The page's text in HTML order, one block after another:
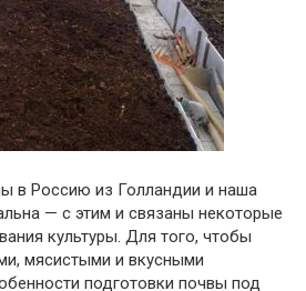
в Россию из Голландии и наша
— с этим и связаны некоторые
культуры. Для того, чтобы
мясистыми и вкусными
подготовки почвы под